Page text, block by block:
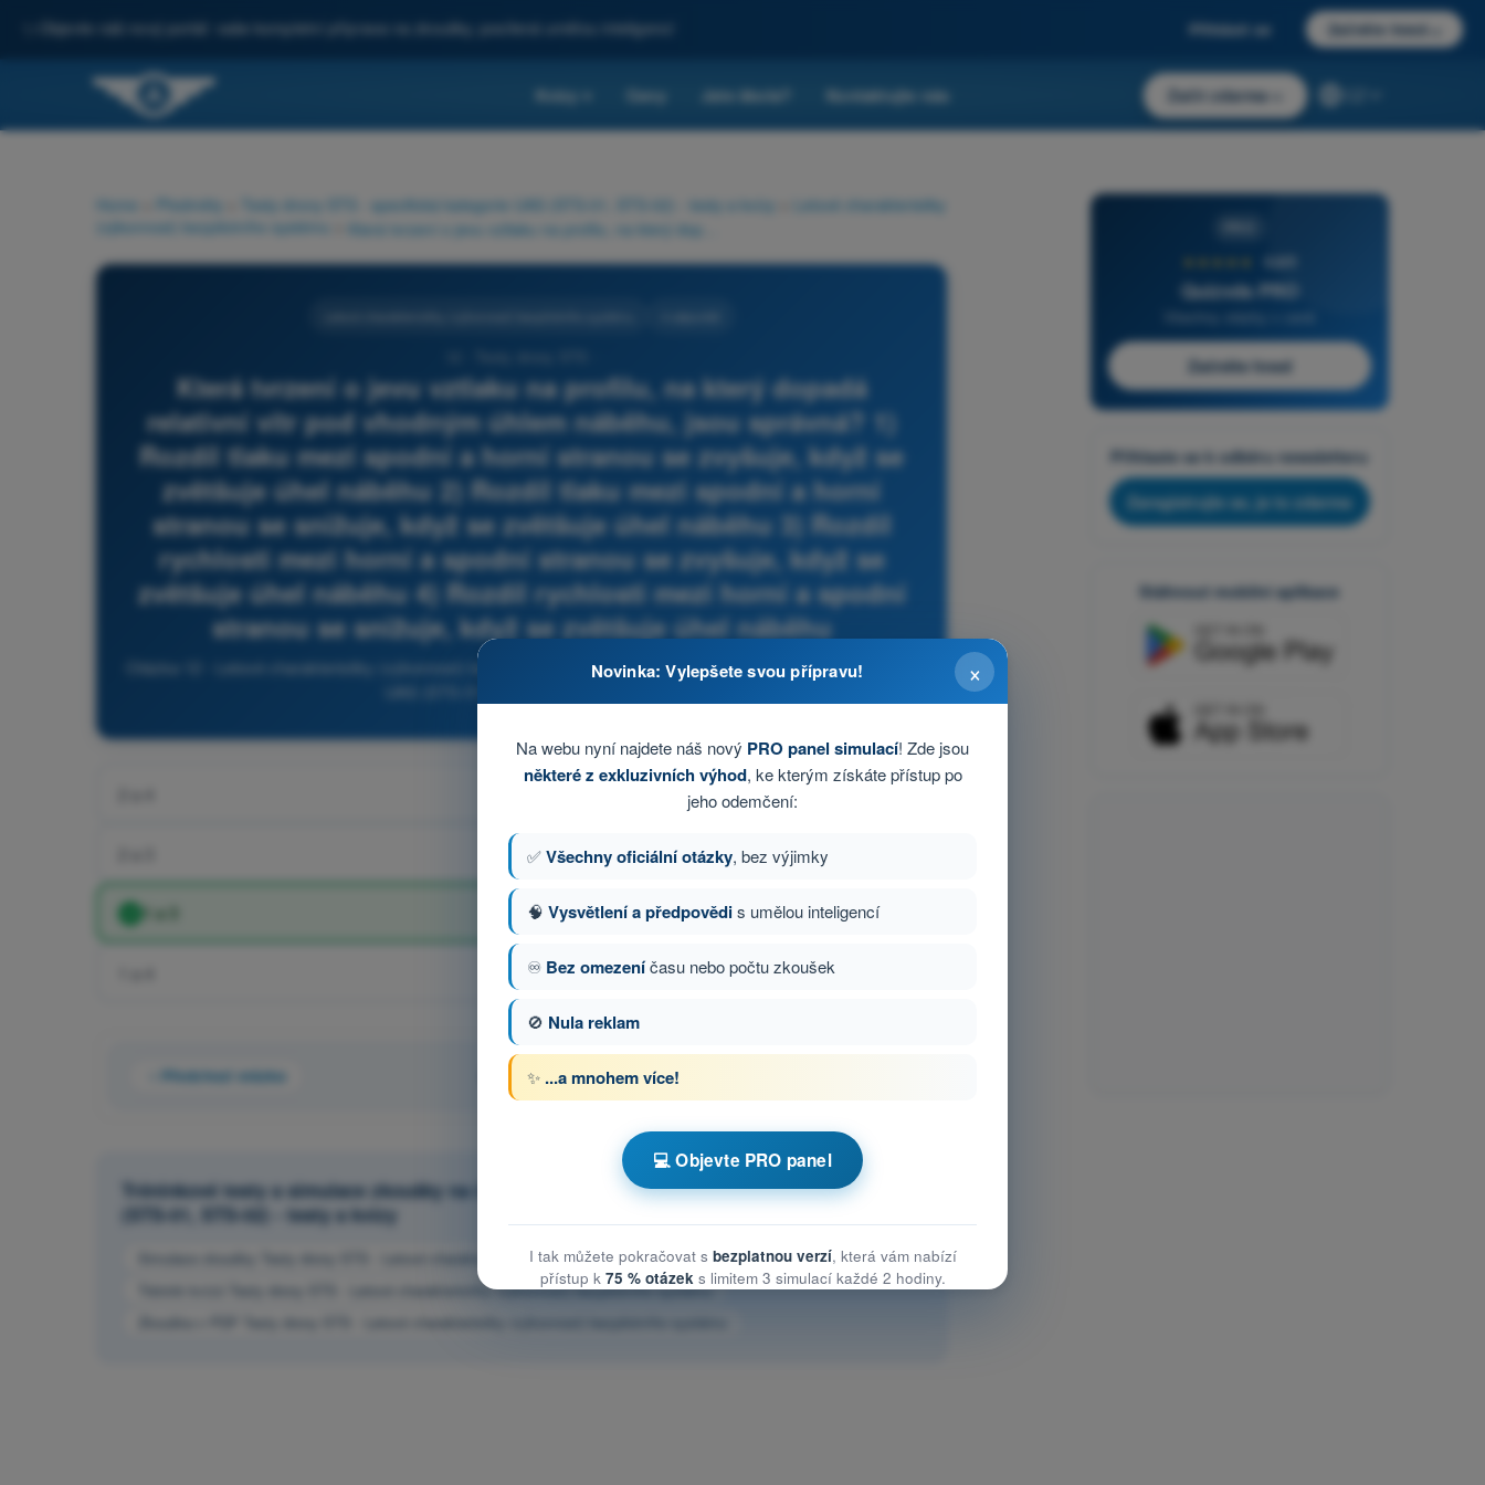
Objevte náš nový portál: vaše kompletní příprava na zkoušky, posílená umělou inteligencí Přihlásit se Začněte hned
Kvízy Ceny Jste škola? Kontaktujte nás Začít zdarma
Home Předměty Testy drony STS - specifická kategorie UAS (STS-01, STS-02) - testy a kvízy
Letové charakteristiky
(výkonnost) bezpilotního systému
Která tvrzení o jevu vztlaku na profilu, na který dopadá
relativní vítr pod vhodným úhlem náběhu, jsou správná? 1)
Rozdíl tlaku mezi spodní a horní stranou se zvyšuje, když se
zvětšuje úhel náběhu 2) Rozdíl tlaku mezi spodní a horní
stranou se snižuje, když se zvětšuje úhel náběhu 3) Rozdíl
rychlosti mezi horní a spodní stranou se zvyšuje, když se
zvětšuje úhel náběhu 4) Rozdíl rychlosti mezi horní a spodní
stranou se snižuje, když se zvětšuje úhel náběhu
Otázka 12 - Letové charakteristiky (výkonnost) bezpilotního systému - Testy drony STS - specifická kategorie
1 a 3
Předchozí otázka Otázka 12 z 82
Tréninkové testy a simulace zkoušky na čas Testy drony STS - specifická kategorie UAS
(STS-01, STS-02) - testy a kvízy
Simulace zkoušky Testy drony STS - Letové charakteristiky (výkonnost) bezpilotního systému
Trénink kvízů Testy drony STS - Letové charakteristiky (výkonnost) bezpilotního systému
4,6/5
Quizvds PRO
Začněte hned
Přihlaste se k odběru newsletteru
Zaregistrujte se, je to zdarma
Stáhnout mobilní aplikace
×
Novinka: Vylepšete svou přípravu!
Na webu nyní najdete náš nový PRO panel simulací! Zde jsou
některé z exkluzivních výhod, ke kterým získáte přístup po
jeho odemčení:
✅Všechny oficiální otázky, bez výjimky
🧠 Vysvětlení a předpovědis umělou inteligencí
♾️ Bez omezeníčasu nebo počtu zkoušek
🚫 Nula reklam
✨ ...a mnohem více!
💻 Objevte PRO panel
I tak můžete pokračovat s bezplatnou verzí, která vám nabízí
přístup k 75 % otázeks limitem 3 simulací každé 2 hodiny.